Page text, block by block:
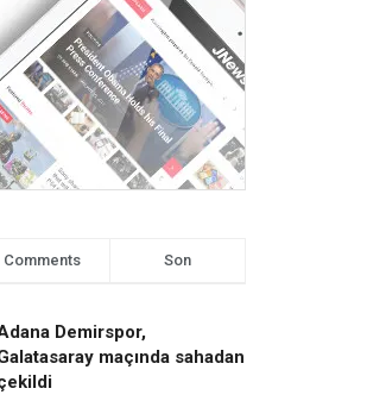
Comments Son
Demirspor,
maçında sahadan